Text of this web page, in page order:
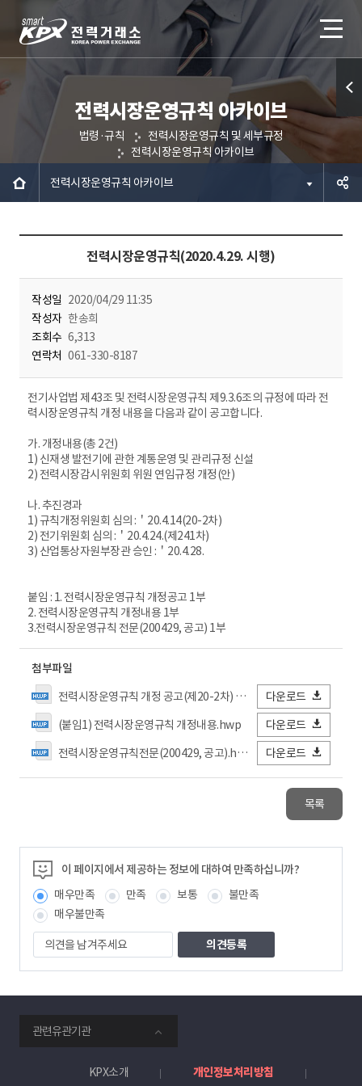
전력시장운영규칙 아카이브
법령·규칙
전력시장운영규칙 및 세부규정
전력시장운영규칙 아카이브
전력시장운영규칙 아카이브
전력시장운영규칙(2020.4.29. 시행)
작성일 2020/04/29 11:35
작성자 한송희
조회수 6,313
연락처 061-330-8187
전기사업법 제43조 및 전력시장운영규칙 제9.3.6조의 규정에 따라 전
력시장운영규칙 개정 내용을 다음과 같이 공고합니다.
가. 개정내용(총 2건)
1) 신재생 발전기에 관한 계통운영 및 관리규정 신설
2) 전력시장감시위원회 위원 연임규정 개정(안)
나. 추진경과
1) 규칙개정위원회 심의 :＇20.4.14(20-2차)
2) 전기위원회 심의 :＇20.4.24.(제241차)
3) 산업통상자원부장관 승인 :＇20.4.28.
붙임 : 1. 전력시장운영규칙 개정공고 1부
2. 전력시장운영규칙 개정내용 1부
3.전력시장운영규칙 전문(200429, 공고) 1부
첨부파일
전력시장운영규칙 개정 공고(제20-2차) 1.hwp
다운로드
(붙임1) 전력시장운영규칙 개정내용.hwp
다운로드
전력시장운영규칙전문(200429, 공고).hwp
다운로드
목록
이 페이지에서 제공하는 정보에 대하여 만족하십니까?
매우만족
만족 보통
불만족
매우불만족
의
견
을
겨
주
세
요
관련유관기관
KPX소개 개인정보처리방침
퀵메